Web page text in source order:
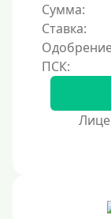
Сумма:
Ставка: